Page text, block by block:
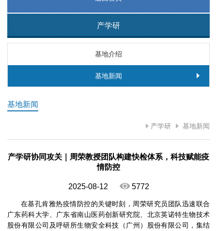
产学研
基地介绍
基地新闻
基地新闻
产学研 基地新闻
产学研协同攻关｜周荣教授团队构建快检体系，科技赋能疫
情防控
2025-08-12 5772
在基孔肯雅热疫情防控的关键时刻，周荣研究员团队迅速联合
广东药科大学、广东省南山医药创新研究院、北京英诺特生物技术
股份有限公司及呼研所生物安全科技（广州）股份有限公司，集结